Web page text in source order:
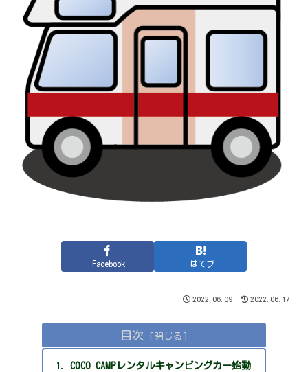
Facebook はてブ
2022.06.09 2022.06.17
目次
COCO CAMPレンタルキャンピングカー始動